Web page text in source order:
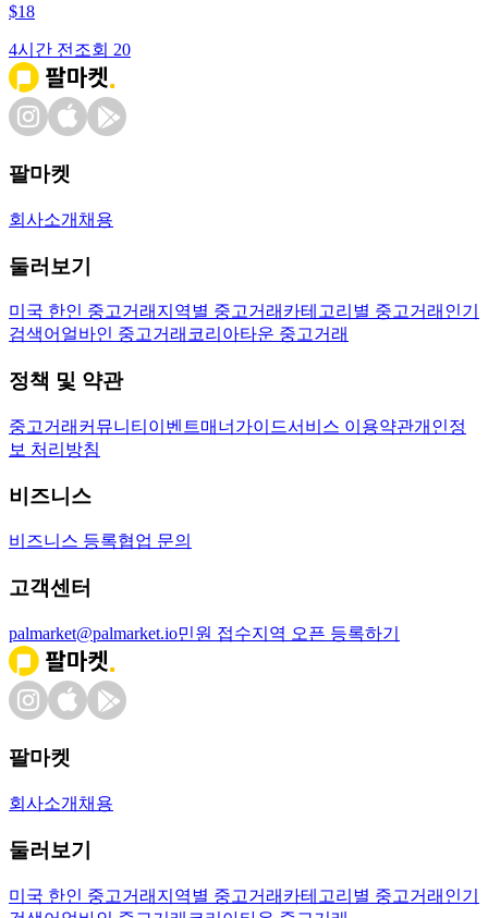
$18
4시간 전 조회 20
팔마켓
회사소개 채용
둘러보기
미국 한인 중고거래 지역별 중고거래 카테고리별 중고거래 인기
검색어 얼바인 중고거래 코리아타운 중고거래
정책 및 약관
중고거래 커뮤니티 이벤트매너가이드서비스 이용약관개인정
보 처리방침
비즈니스
비즈니스 등록협업 문의
고객센터
palmarket@palmarket.io민원 접수지역 오픈 등록하기
팔마켓
회사소개 채용
둘러보기
미국 한인 중고거래 지역별 중고거래 카테고리별 중고거래 인기